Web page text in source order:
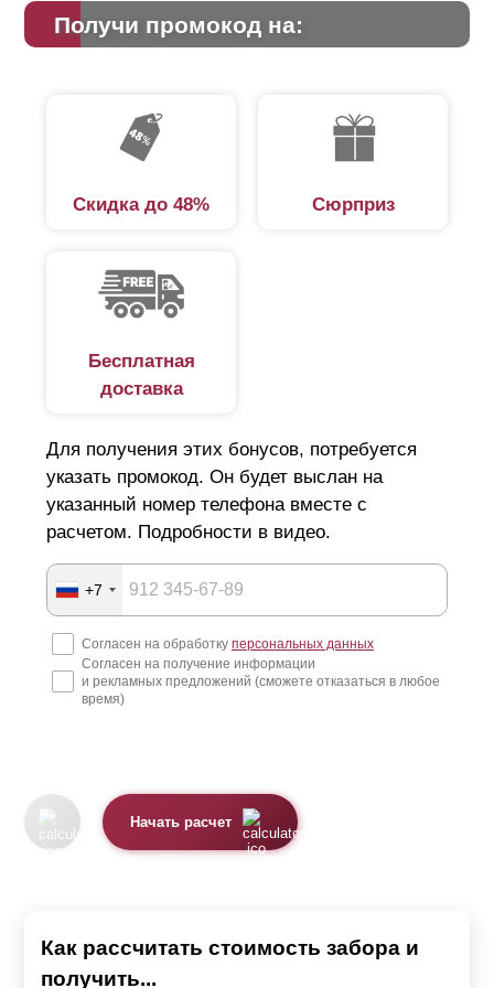
каталог RAL и многообразные фактуры на любой
Получи промокод на:
Скидка до 48% Сюрприз
Бесплатная
доставка
Для получения этих бонусов, потребуется
указать промокод. Он будет выслан на
указанный номер телефона вместе с
расчетом. Подробности в видео.
+7
Согласен на обработку персональных данных
Согласен на получение информации
и рекламных предложений (сможете отказаться в любое
время)
Начать расчет
Как рассчитать стоимость забора и
получить...